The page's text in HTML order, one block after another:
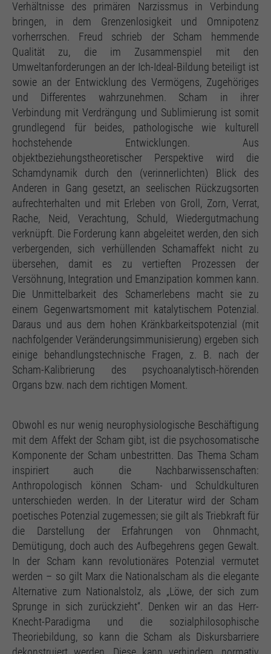
Verhältnisse des primären Narzissmus in Verbindung
bringen, in dem Grenzenlosigkeit und Omnipotenz
vorherrschen. Freud schrieb der Scham hemmende
Qualität zu, die im Zusammenspiel mit den
Umweltanforderungen an der Ich-Ideal-Bildung beteiligt ist
sowie an der Entwicklung des Vermögens, Zugehöriges
und Differentes wahrzunehmen. Scham in ihrer
Verbindung mit Verdrängung und Sublimierung ist somit
grundlegend für beides, pathologische wie kulturell
hochstehende Entwicklungen. Aus
objektbeziehungstheoretischer Perspektive wird die
Schamdynamik durch den (verinnerlichten) Blick des
Anderen in Gang gesetzt, an seelischen Rückzugsorten
aufrechterhalten und mit Erleben von Groll, Zorn, Verrat,
Rache, Neid, Verachtung, Schuld, Wiedergutmachung
verknüpft. Die Forderung kann abgeleitet werden, den sich
verbergenden, sich verhüllenden Schamaffekt nicht zu
übersehen, damit es zu vertieften Prozessen der
Versöhnung, Integration und Emanzipation kommen kann.
Die Unmittelbarkeit des Schamerlebens macht sie zu
einem Gegenwartsmoment mit katalytischem Potenzial.
Daraus und aus dem hohen Kränkbarkeitspotenzial (mit
nachfolgender Veränderungsimmunisierung) ergeben sich
einige behandlungstechnische Fragen, z. B. nach der
Scham-Kalibrierung des psychoanalytisch-hörenden
Organs bzw. nach dem richtigen Moment.
Obwohl es nur wenig neurophysiologische Beschäftigung
mit dem Affekt der Scham gibt, ist die psychosomatische
Komponente der Scham unbestritten. Das Thema Scham
inspiriert auch die Nachbarwissenschaften:
Anthropologisch können Scham- und Schuldkulturen
unterschieden werden. In der Literatur wird der Scham
poetisches Potenzial zugemessen; sie gilt als Triebkraft für
die Darstellung der Erfahrungen von Ohnmacht,
Demütigung, doch auch des Aufbegehrens gegen Gewalt.
In der Scham kann revolutionäres Potenzial vermutet
werden – so gilt Marx die Nationalscham als die elegante
Alternative zum Nationalstolz, als „Löwe, der sich zum
Sprunge in sich zurückzieht“. Denken wir an das Herr-
Knecht-Paradigma und die sozialphilosophische
Theoriebildung, so kann die Scham als Diskursbarriere
Einstellungen, falls der Webseiten-Betreiber dies
eingestellt hat.